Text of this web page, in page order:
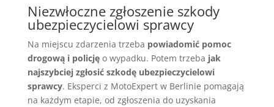
Niezwłoczne zgłoszenie szkody
ubezpieczycielowi sprawcy
Na miejscu zdarzenia trzeba powiadomić pomoc
drogową i policjęo wypadku. Potem trzeba jak
najszybciej zgłosić szkodę ubezpieczycielowi
sprawcy. Eksperci z MotoExpert w Berlinie pomagają
na każdym etapie, od zgłoszenia do uzyskania